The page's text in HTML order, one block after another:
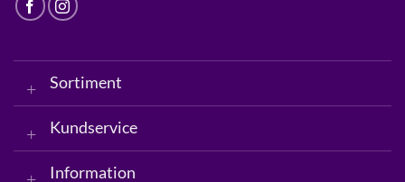
Sortiment
Kundservice
Information